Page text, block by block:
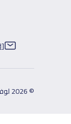
[email protected]
© 2026 لوفين ديلز. جميع الحقوق محفوظة.